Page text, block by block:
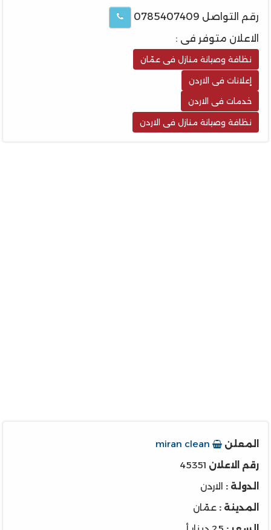
رقم التواصل 0785407409
الاعلان متوفر فى :
نظافة وصيانة منازل فى عمّان
إعلانات فى الاردن
خدمات فى الاردن
نظافة وصيانة منازل فى الاردن
المعلن
رقم الاعلان 45351
الدولة : الاردن
المدينة : عمّان